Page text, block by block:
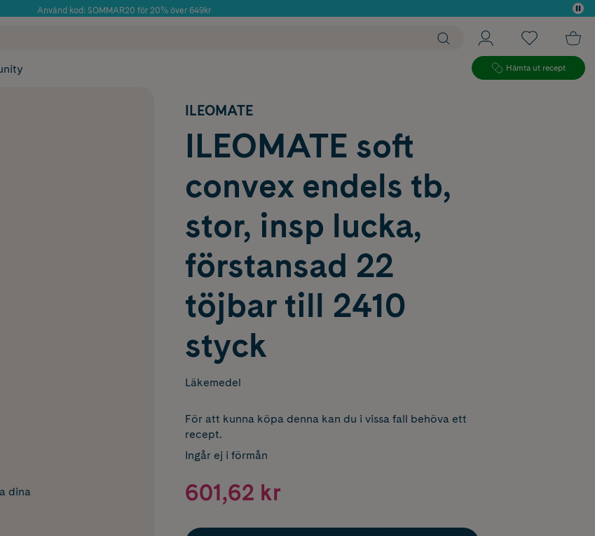
Använd kod: SOMMAR20 för 20% över 649kr
Hämta ut recept
dina
ILEOMATE
ILEOMATE soft
convex endels tb,
stor, insp lucka,
förstansad 22
töjbar till 2410
styck
Läkemedel
För att kunna köpa denna kan du i vissa fall behöva ett
recept.
Ingår ej i förmån
601,62 kr